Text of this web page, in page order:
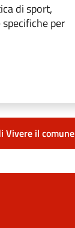
di sport,
per
il comune